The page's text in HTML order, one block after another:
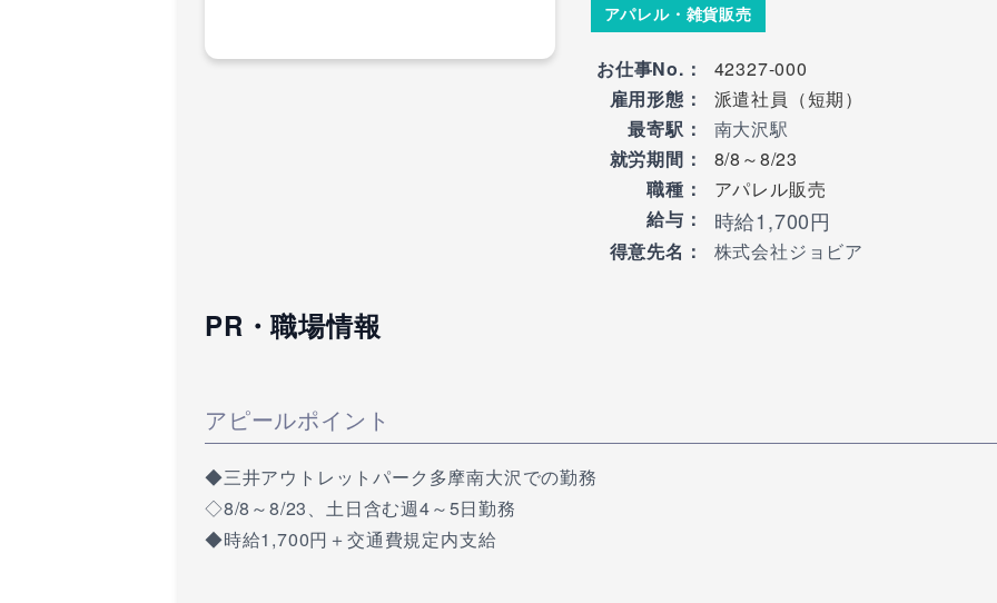
アパレル・雑貨販売
お仕事No.：
42327-000
雇用形態：
派遣社員（短期）
最寄駅：
南大沢駅
就労期間：
8/8～8/23
職種：
アパレル販売
給与：
時給1,700円
得意先名： 株式会社ジョビア
PR・職場情報
アピールポイント
◆三井アウトレットパーク多摩南大沢での勤務
◇8/8～8/23、土日含む週4～5日勤務
◆時給1,700円＋交通費規定内支給